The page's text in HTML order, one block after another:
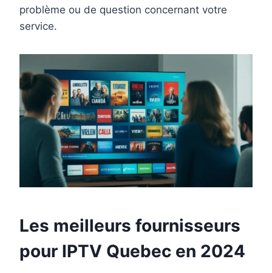
problème ou de question concernant votre
service.
Les meilleurs fournisseurs
pour IPTV Quebec en 2024